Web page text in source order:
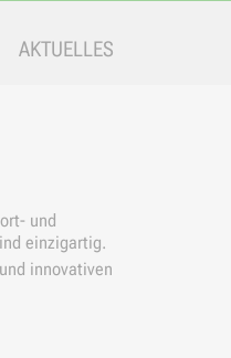
AKTUELLES
und
einzigartig.
innovativen